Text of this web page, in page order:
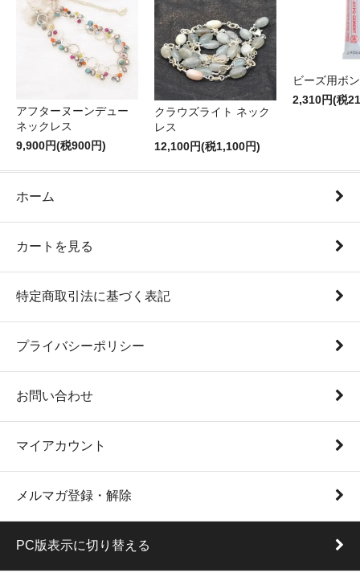
アフターヌーンデュー
ネックレス
9,900円(税900円)
クラウズライト ネック
レス
12,100円(税1,100円)
ビーズ用ボ
2,310円(税
ホーム
カートを見る
特定商取引法に基づく表記
プライバシーポリシー
お問い合わせ
マイアカウント
メルマガ登録・解除
PC版表示に切り替える